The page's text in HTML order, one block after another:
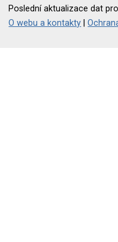
Poslední aktualizace dat
O webu a kontakty |